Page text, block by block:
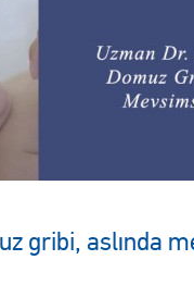
gribi, aslında